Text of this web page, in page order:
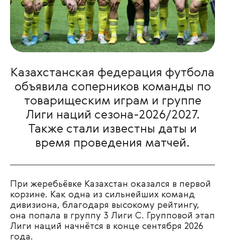
Казахстанская федерация футбола
объявила соперников команды по
товарищеским играм и группе
Лиги наций сезона-2026/2027.
Также стали известны даты и
время проведения матчей.
При жеребьёвке Казахстан оказался в первой
корзине. Как одна из сильнейших команд
дивизиона, благодаря высокому рейтингу,
она попала в группу 3 Лиги С. Групповой этап
Лиги наций начнётся в конце сентября 2026
года.